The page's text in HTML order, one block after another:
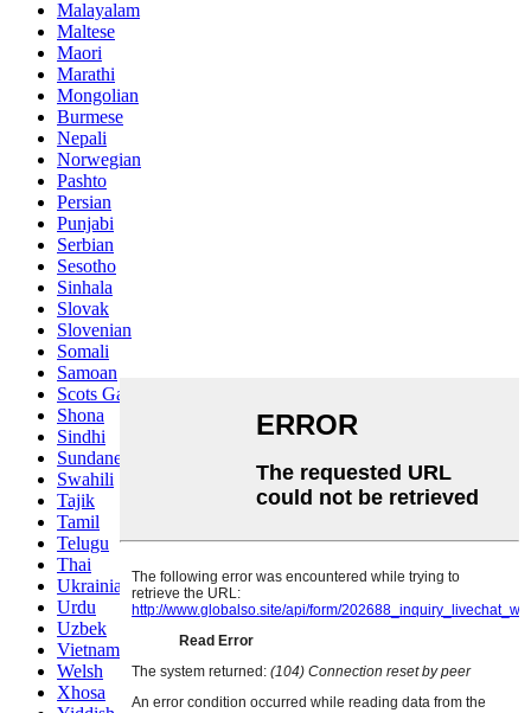
Malayalam
Maltese
Maori
Marathi
Mongolian
Burmese
Nepali
Norwegian
Pashto
Persian
Punjabi
Serbian
Sesotho
Sinhala
Slovak
Slovenian
Somali
Samoan
Scots Gaelic
Shona
Sindhi
Sundanese
Swahili
Tajik
Tamil
Telugu
Thai
Ukrainian
Urdu
Uzbek
Vietnamese
Welsh
Xhosa